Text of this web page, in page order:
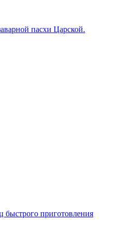
пасхи Царской.
быстрого приготовления